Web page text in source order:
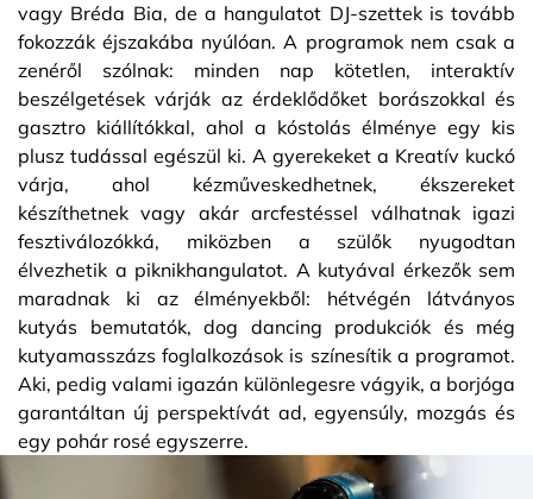
vagy Bréda Bia, de a hangulatot DJ-szettek is tovább
fokozzák éjszakába nyúlóan. A programok nem csak a
zenéről szólnak: minden nap kötetlen, interaktív
beszélgetések várják az érdeklődőket borászokkal és
gasztro kiállítókkal, ahol a kóstolás élménye egy kis
plusz tudással egészül ki. A gyerekeket a Kreatív kuckó
várja, ahol kézműveskedhetnek, ékszereket
készíthetnek vagy akár arcfestéssel válhatnak igazi
fesztiválozókká, miközben a szülők nyugodtan
élvezhetik a piknikhangulatot. A kutyával érkezők sem
maradnak ki az élményekből: hétvégén látványos
kutyás bemutatók, dog dancing produkciók és még
kutyamasszázs foglalkozások is színesítik a programot.
Aki, pedig valami igazán különlegesre vágyik, a borjóga
garantáltan új perspektívát ad, egyensúly, mozgás és
egy pohár rosé egyszerre.